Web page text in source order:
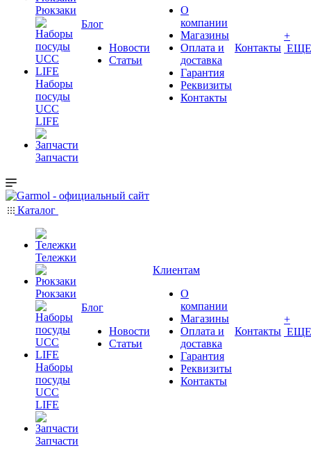
Рюкзаки
Наборы
посуды
UCC
LIFE
Запчасти
Блог
Новости
Статьи
О
компании
Магазины
Оплата и
доставка
Гарантия
Реквизиты
Контакты
Контакты
+
ЕЩЕ
Каталог
Тележки
Рюкзаки
Наборы
посуды
UCC
LIFE
Запчасти
Блог
Новости
Статьи
Клиентам
О
компании
Магазины
Оплата и
доставка
Гарантия
Реквизиты
Контакты
Контакты
+
ЕЩЕ